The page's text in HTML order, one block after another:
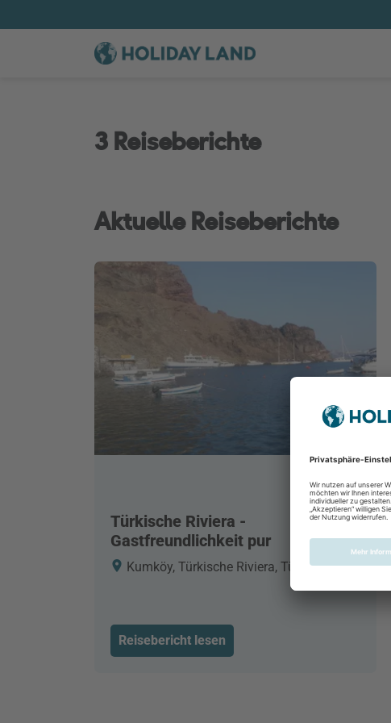
3 Reiseberichte
Aktuelle Reiseberichte
Türkische Riviera -
Gastfreundlichkeit pur
Kumköy, Türkische Riviera, Türkei
Reisebericht lesen